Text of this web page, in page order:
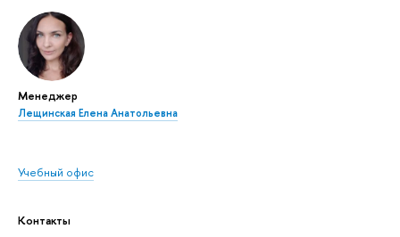
Менеджер
Лещинская Елена Анатольевна
Учебный офис
Контакты